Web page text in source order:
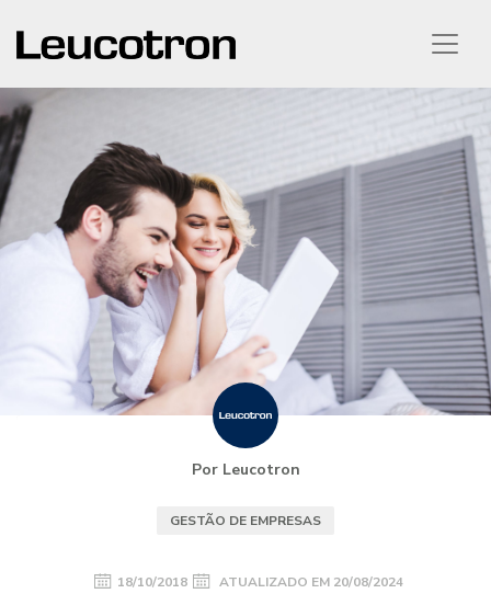
Por Leucotron
GESTÃO DE EMPRESAS
18/10/2018 ATUALIZADO EM 20/08/2024